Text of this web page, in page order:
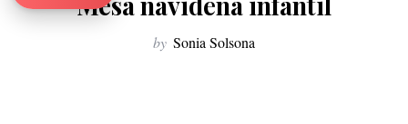
by Sonia Solsona